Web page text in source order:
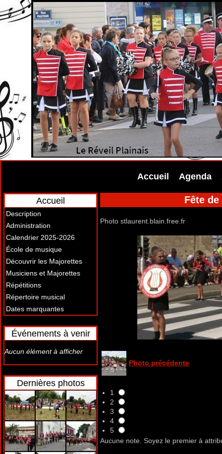
Accueil Agenda
Accueil
Description
Administration
Calendrier 2025-2026
École de musique
Découvrir les Majorettes
Musiciens et Majorettes
Répétitions
Répertoire musical
Dates marquantes
Événements à venir
Aucun élément à afficher
Dernières photos
Fête
Photo stlaurent.blain.free.fr
Photo précédente
1
2
3
4
5
Aucune note. Soyez le premier à